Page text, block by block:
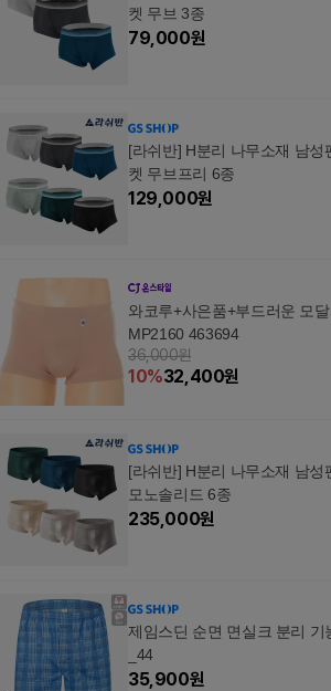
켓 무브 3종
79,000원
[라쉬반] H분리 나무소재 남성
켓 무브프리 6종
129,000원
와코루+사은품+부드러운 모
MP2160 463694
36,000원
10%32,400원
[라쉬반] H분리 나무소재 남성
모노솔리드 6종
235,000원
제임스딘 순면 면실크 분리 기
_44
35,900원